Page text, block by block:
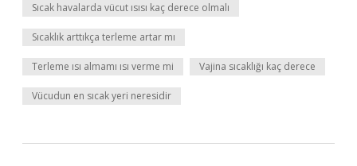
Sıcak havalarda vücut ısısı kaç derece olmalı
Sıcaklık arttıkça terleme artar mı
Terleme ısı almamı ısı verme mi Vajina sıcaklığı kaç derece
Vücudun en sıcak yeri neresidir